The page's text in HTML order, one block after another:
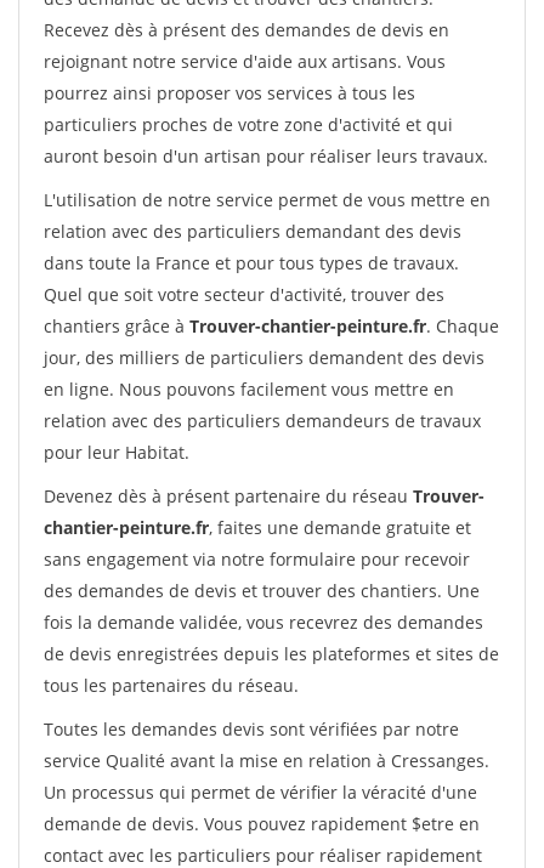
Recevez dès à présent des demandes de devis en
rejoignant notre service d'aide aux artisans. Vous
pourrez ainsi proposer vos services à tous les
particuliers proches de votre zone d'activité et qui
auront besoin d'un artisan pour réaliser leurs travaux.
L'utilisation de notre service permet de vous mettre en
relation avec des particuliers demandant des devis
dans toute la France et pour tous types de travaux.
Quel que soit votre secteur d'activité, trouver des
chantiers grâce à Trouver-chantier-peinture.fr. Chaque
jour, des milliers de particuliers demandent des devis
en ligne. Nous pouvons facilement vous mettre en
relation avec des particuliers demandeurs de travaux
pour leur Habitat.
Devenez dès à présent partenaire du réseau Trouver-
chantier-peinture.fr, faites une demande gratuite et
sans engagement via notre formulaire pour recevoir
des demandes de devis et trouver des chantiers. Une
fois la demande validée, vous recevrez des demandes
de devis enregistrées depuis les plateformes et sites de
tous les partenaires du réseau.
Toutes les demandes devis sont vérifiées par notre
service Qualité avant la mise en relation à Cressanges.
Un processus qui permet de vérifier la véracité d'une
demande de devis. Vous pouvez rapidement $etre en
contact avec les particuliers pour réaliser rapidement